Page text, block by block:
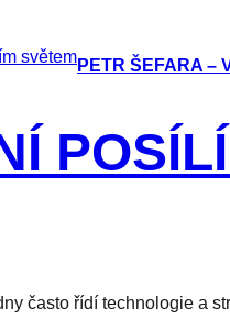
PETR ŠEFARA –
často řídí technologie a